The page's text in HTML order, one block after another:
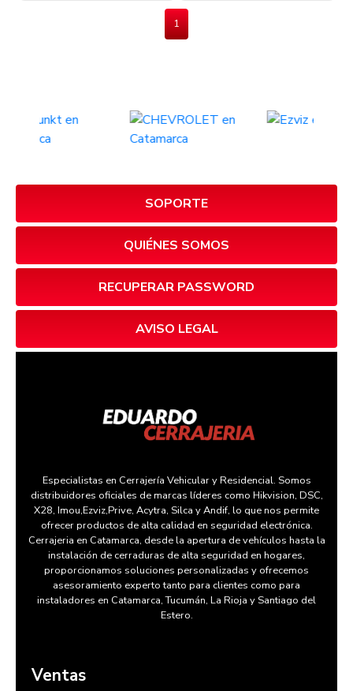
1
SOPORTE
QUIÉNES SOMOS
RECUPERAR PASSWORD
AVISO LEGAL
Especialistas en Cerrajería Vehicular y Residencial. Somos
distribuidores oficiales de marcas líderes como Hikvision, DSC,
X28, Imou,Ezviz,Prive, Acytra, Silca y Andif, lo que nos permite
ofrecer productos de alta calidad en seguridad electrónica.
Cerrajeria en Catamarca, desde la apertura de vehículos hasta la
instalación de cerraduras de alta seguridad en hogares,
proporcionamos soluciones personalizadas y ofrecemos
asesoramiento experto tanto para clientes como para
instaladores en Catamarca, Tucumán, La Rioja y Santiago del
Estero.
Ventas